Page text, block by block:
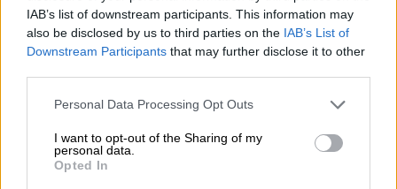
IAB’s list of downstream participants. This information may
also be disclosed by us to third parties on the IAB’s List of
Downstream Participants that may further disclose it to other
Personal Data Processing Opt Outs
I want to opt-out of the Sharing of my
personal data.
Opted In
Porty tył
1x RJ-45 RS-232 serial
console connector for
Oprogramowanie
operacyjny
Brak systemu